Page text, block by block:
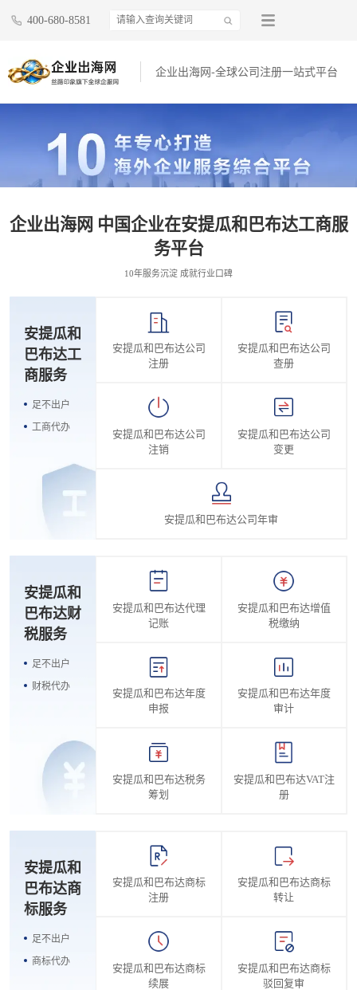
400-680-8581
企业出海网-全球公司注册一站式平台
企业出海网 中国企业在安提瓜和巴布达工商服
务平台
10年服务沉淀 成就行业口碑
安提瓜和
巴布达工
商服务
足不出户
工商代办
安提瓜和巴布达公司
注册
安提瓜和巴布达公司
查册
安提瓜和巴布达公司
注销
安提瓜和巴布达公司
变更
安提瓜和巴布达公司年审
安提瓜和
巴布达财
税服务
足不出户
财税代办
安提瓜和巴布达代理
记账
安提瓜和巴布达增值
税缴纳
安提瓜和巴布达年度
申报
安提瓜和巴布达年度
审计
安提瓜和巴布达税务
筹划
安提瓜和巴布达VAT注
册
安提瓜和
巴布达商
标服务
足不出户
商标代办
安提瓜和巴布达商标
注册
安提瓜和巴布达商标
转让
安提瓜和巴布达商标
续展
安提瓜和巴布达商标
驳回复审